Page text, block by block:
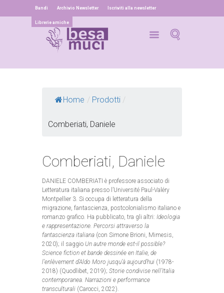
Bandi Archivio Newsletter Iscriviti alla newsletter
Librerie amiche
Home / Prodotti /
Comberiati, Daniele
Comberiati, Daniele
DANIELE COMBERIATI è professore associato di
Letteratura italiana presso l’Université Paul-Valéry
Montpellier 3. Si occupa di letteratura della
migrazione, fantascienza, postcolonialismo italiano e
romanzo grafico. Ha pubblicato, tra gli altri: Ideologia
e rappresentazione. Percorsi attraverso la
fantascienza italiana (con Simone Brioni, Mimesis,
2020); il saggio Un autre monde est-il possible?
Science fiction et bande dessinée en Italie, de
l’enlèvement d’Aldo Moro jusqu’à aujourd’hui (1978-
2018) (Quodlibet, 2019); Storie condivise nell’Italia
contemporanea. Narrazioni e performance
transculturali (Carocci, 2022).